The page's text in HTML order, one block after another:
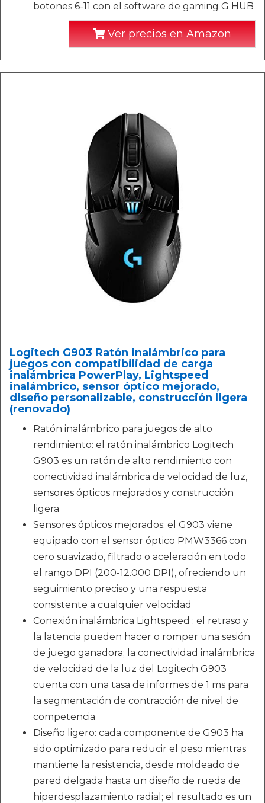
botones 6-11 con el software de gaming G HUB
Ver precios en Amazon
Logitech G903 Ratón inalámbrico para
juegos con compatibilidad de carga
inalámbrica PowerPlay, Lightspeed
inalámbrico, sensor óptico mejorado,
diseño personalizable, construcción ligera
(renovado)
Ratón inalámbrico para juegos de alto
rendimiento: el ratón inalámbrico Logitech
G903 es un ratón de alto rendimiento con
conectividad inalámbrica de velocidad de luz,
sensores ópticos mejorados y construcción
ligera
Sensores ópticos mejorados: el G903 viene
equipado con el sensor óptico PMW3366 con
cero suavizado, filtrado o aceleración en todo
el rango DPI (200-12.000 DPI), ofreciendo un
seguimiento preciso y una respuesta
consistente a cualquier velocidad
Conexión inalámbrica Lightspeed : el retraso y
la latencia pueden hacer o romper una sesión
de juego ganadora; la conectividad inalámbrica
de velocidad de la luz del Logitech G903
cuenta con una tasa de informes de 1 ms para
la segmentación de contracción de nivel de
competencia
Diseño ligero: cada componente de G903 ha
sido optimizado para reducir el peso mientras
mantiene la resistencia, desde moldeado de
pared delgada hasta un diseño de rueda de
hiperdesplazamiento radial; el resultado es un